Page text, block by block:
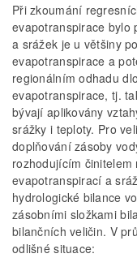
Při zkoumání
evapotranspirace bylo
a srážek je u většiny
evapotranspirace a
regionálním odhadu
evapotranspirace, tj.
bývají aplikovány
srážky i teploty. Pro
doplňování zásoby
rozhodujícím
evapotranspirací a
hydrologické bilance
zásobními složkami
bilančních veličin. V
odlišné situace: